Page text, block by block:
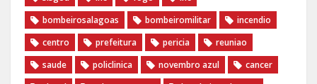
bombeirosalagoas
bombeiromilitar
incendio
centro
prefeitura pericia
reuniao
saude
policlinica novembro azul
cancer